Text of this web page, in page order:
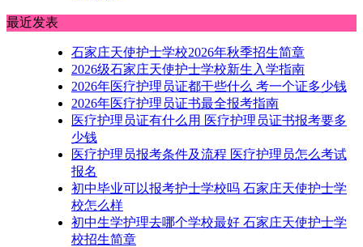
最近发表
石家庄天使护士学校2026年秋季招生简章
2026级石家庄天使护士学校新生入学指南
2026年医疗护理员证都干些什么 考一个证多少钱
2026年医疗护理员证书最全报考指南
医疗护理员证有什么用 医疗护理员证书报考要多
少钱
医疗护理员报考条件及流程 医疗护理员怎么考试
报名
初中毕业可以报考护士学校吗 石家庄天使护士学
校怎么样
初中生学护理去哪个学校最好 石家庄天使护士学
校招生简章